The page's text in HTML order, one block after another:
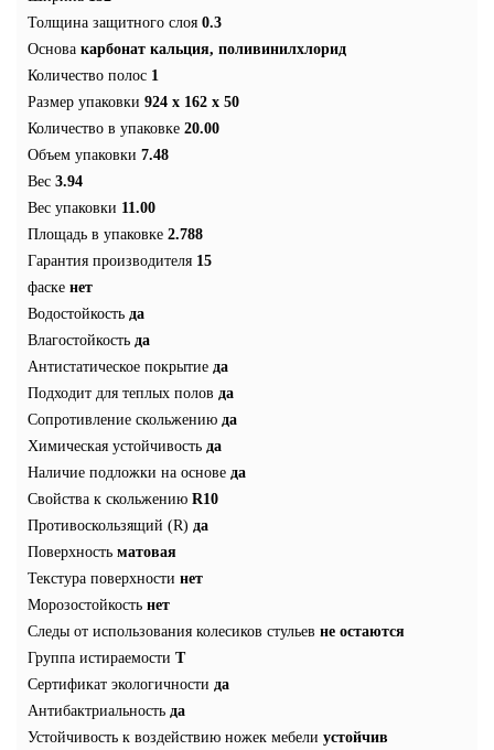
Толщина защитного слоя 0.3
Основа карбонат кальция, поливинилхлорид
Количество полос 1
Размер упаковки 924 х 162 х 50
Количество в упаковке 20.00
Объем упаковки 7.48
Вес 3.94
Вес упаковки 11.00
Площадь в упаковке 2.788
Гарантия производителя 15
фаске нет
Водостойкость да
Влагостойкость да
Антистатическое покрытие да
Подходит для теплых полов да
Сопротивление скольжению да
Химическая устойчивость да
Наличие подложки на основе да
Свойства к скольжению R10
Противоскользящий (R) да
Поверхность матовая
Текстура поверхности нет
Морозостойкость нет
Следы от использования колесиков стульев не остаются
Группа истираемости T
Сертификат экологичности да
Антибактриальность да
Устойчивость к воздействию ножек мебели устойчив